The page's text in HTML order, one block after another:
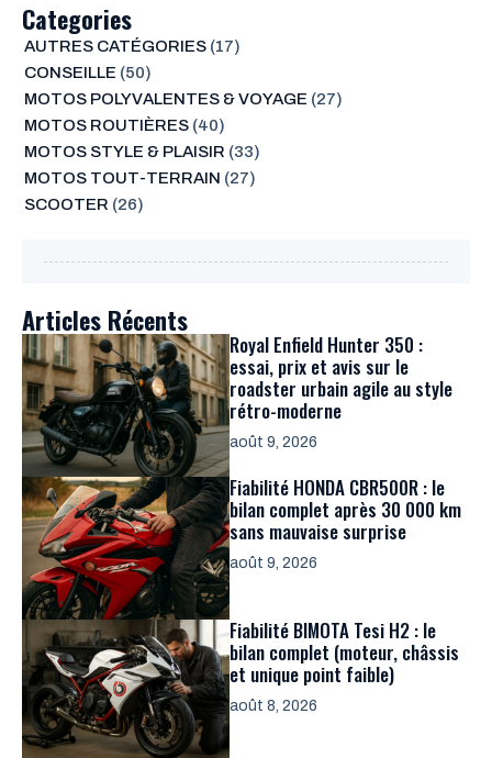
Categories
AUTRES CATÉGORIES(17)
CONSEILLE (50)
MOTOS POLYVALENTES & VOYAGE (27)
MOTOS ROUTIÈRES(40)
MOTOS STYLE & PLAISIR (33)
MOTOS TOUT-TERRAIN (27)
SCOOTER (26)
Articles Récents
Royal Enfield Hunter 350 :
essai, prix et avis sur le
roadster urbain agile au style
rétro-moderne
août 9, 2026
Fiabilité HONDA CBR500R : le
bilan complet après 30 000 km
sans mauvaise surprise
août 9, 2026
Fiabilité BIMOTA Tesi H2 : le
bilan complet (moteur, châssis
et unique point faible)
août 8, 2026